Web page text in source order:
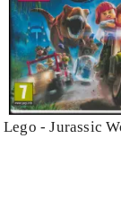
Lego - Jurassic